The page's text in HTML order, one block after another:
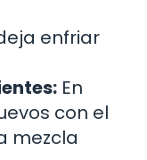
enfriar
En
con el
mezcla